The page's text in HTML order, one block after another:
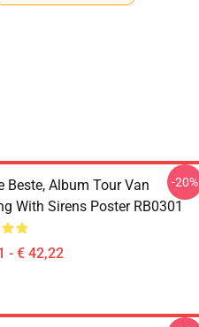
Beste, Album Tour Van
With Sirens Poster RB0301
- € 42,22
-20%